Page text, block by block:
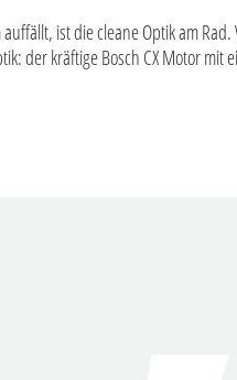
ist die cleane Optik am
der kräftige Bosch CX Motor